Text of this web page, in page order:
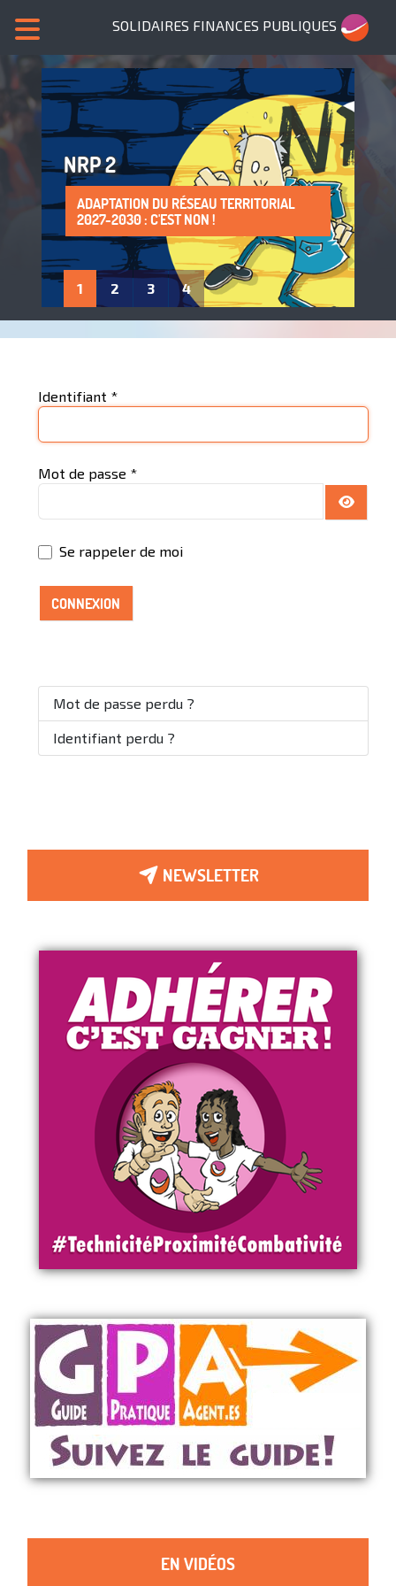
SOLIDAIRES FINANCES PUBLIQUES
NRP 2
ADAPTATION DU RÉSEAU TERRITORIAL
2027-2030 : C'EST NON !
SANS NOUS, PLUS DE SERVICES PUBLICS !
LA PROTECTION DE LA SANTÉ AU TRAVAIL
: UN DROIT À FAIRE VIVRE !
ADHÈRE À SOLIDAIRES FINANCES
PUBLIQUES
1 2 3 4
Identifiant *
Mot de passe *
Se rappeler de moi
CONNEXION
Mot de passe perdu ?
Identifiant perdu ?
NEWSLETTER
EN VIDÉOS